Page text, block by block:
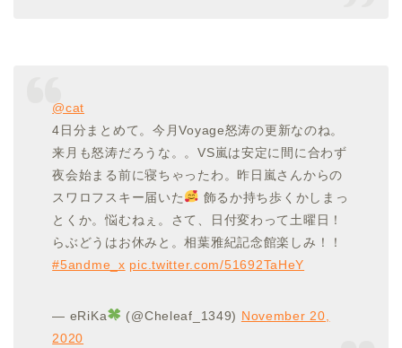
@cat
4日分まとめて。今月Voyage怒涛の更新なのね。
来月も怒涛だろうな。。VS嵐は安定に間に合わず
夜会始まる前に寝ちゃったわ。昨日嵐さんからの
スワロフスキー届いた
飾るか持ち歩くかしまっ
とくか。悩むねぇ。さて、日付変わって土曜日！
らぶどうはお休みと。相葉雅紀記念館楽しみ！！
#5andme_x pic.twitter.com/51692TaHeY
— eRiKa (@Cheleaf_1349) November 20,
2020